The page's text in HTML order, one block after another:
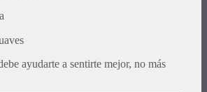
ayudarte a sentirte mejor, no más